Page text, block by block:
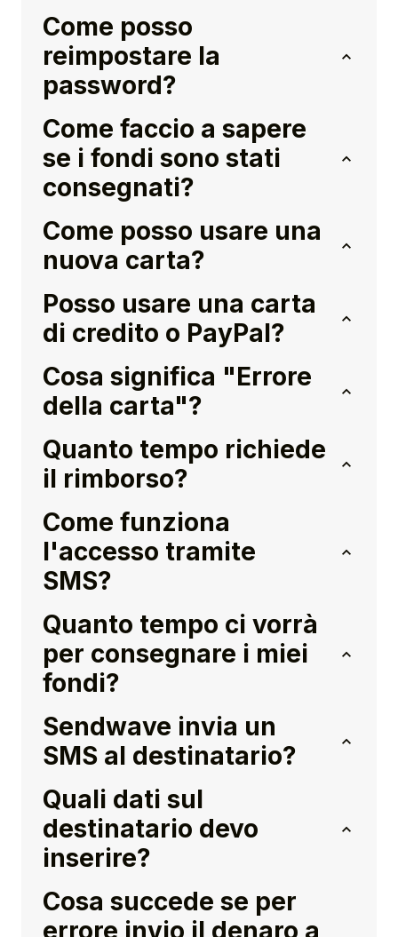
Come posso
reimpostare la
password?
Come faccio a sapere
se i fondi sono stati
consegnati?
Come posso usare una
nuova carta?
Posso usare una carta
di credito o PayPal?
Cosa significa "Errore
della carta"?
Quanto tempo richiede
il rimborso?
Come funziona
l'accesso tramite
SMS?
Quanto tempo ci vorrà
per consegnare i miei
fondi?
Sendwave invia un
SMS al destinatario?
Quali dati sul
destinatario devo
inserire?
Cosa succede se per
errore invio il denaro a